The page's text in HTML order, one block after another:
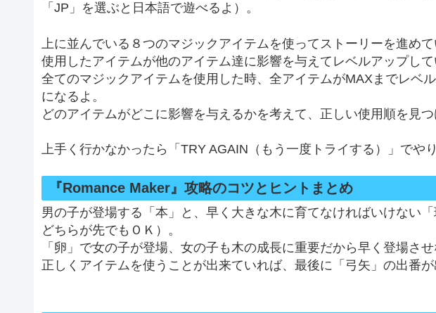
「JP」を選ぶと日本語で遊べるよ）。
上に並んでいる８つのマジックアイテムを使ってストーリーを進めて
使用したアイテムが他のアイテム達に影響を与えてレベルアップして
全てのマジックアイテムを使用した時、全アイテムがMAXまでレベ
になるよ。
どのアイテムがどこに影響を与えるかを考えて、正しい使用順を見つ
上手く行かなかったら「TRY AGAIN（もう一度トライする）」でや
『Romance Maker』攻略のコツとヒントまとめ
男の子が登場する「本」と、早く大きな木に育てなければいけない
どちらが先でもＯＫ）。
「卵」で女の子が登場、女の子も木の成長に重要だから早く登場させ
正しくアイテムを使うことが出来ていれば、最後に「弓矢」の出番が